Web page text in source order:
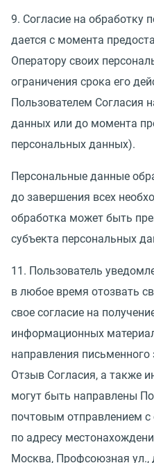
9. Согласие на обработку
дается с момента
Оператору своих
ограничения срока его
Пользователем Согласия
данных или до момента
персональных данных).
Персональные данные
до завершения всех
обработка может быть
субъекта персональных
11. Пользователь
в любое время отозвать
свое согласие на
информационных
направления письменного
Отзыв Согласия, а также
могут быть направлены
почтовым отправлением
по адресу
Москва, Профсоюзная ул.,